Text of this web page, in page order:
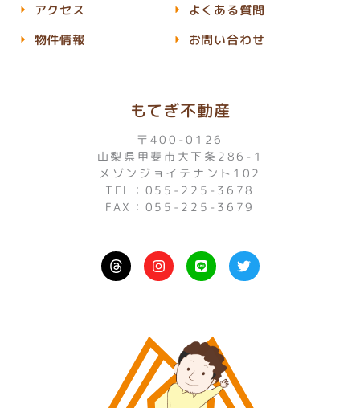
もてぎ不動産
〒400-0126
山梨県甲斐市大下条286-1
メゾンジョイテナント102
TEL：055-225-3678
FAX：055-225-3679
I
n
s
r
a
m
L
i
n
T
w
i
アクセス
物件情報
よくある質問
お問い合わせ